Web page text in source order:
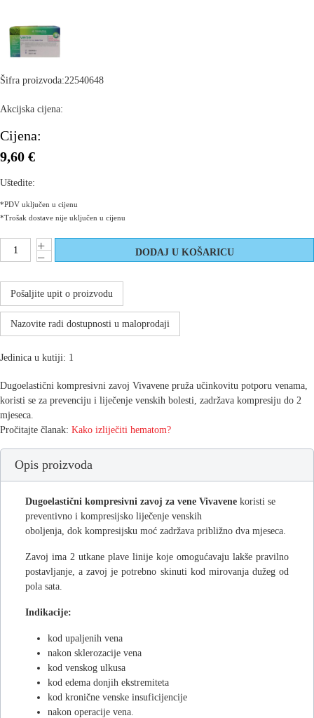
Šifra proizvoda:22540648
Akcijska cijena:
Cijena:
9,60 €
Uštedite:
*PDV uključen u cijenu
*Trošak dostave nije uključen u cijenu
Pošaljite upit o proizvodu
Nazovite radi dostupnosti u maloprodaji
Jedinica u kutiji: 1
Dugoelastični kompresivni zavoj Vivavene pruža učinkovitu potporu venama,
koristi se za prevenciju i liječenje venskih bolesti, zadržava kompresiju do 2
mjeseca.
Pročitajte članak: Kako izliječiti hematom?
Opis proizvoda
Dugoelastični kompresivni zavoj za vene Vivavene koristi se
preventivno i kompresijsko liječenje venskih
oboljenja, dok kompresijsku moć zadržava približno dva mjeseca.
Zavoj ima 2 utkane plave linije koje omogućavaju lakše pravilno
postavljanje, a zavoj je potrebno skinuti kod mirovanja dužeg od
pola sata.
Indikacije:
kod upaljenih vena
nakon sklerozacije vena
kod venskog ulkusa
kod edema donjih ekstremiteta
kod kronične venske insuficijencije
nakon operacije vena.